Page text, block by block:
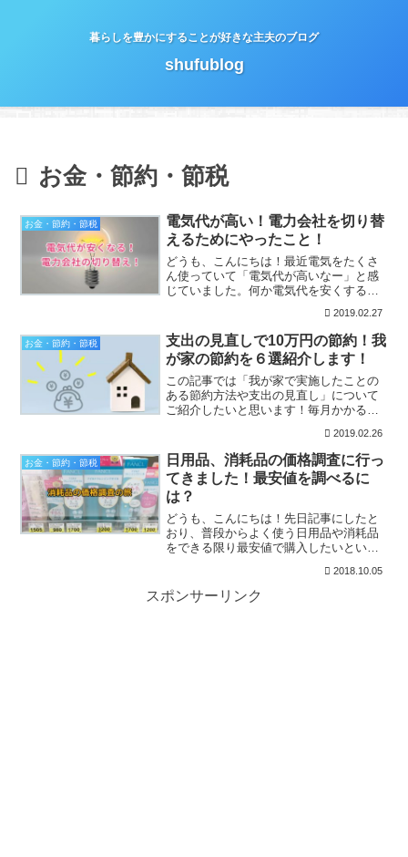
暮らしを豊かにすることが好きな主夫のブログ
shufublog
お金・節約・節税
お金・節約・節税
電気代が高い！電力会社を切り替
えるためにやったこと！
どうも、こんにちは！最近電気をたくさ
ん使っていて「電気代が高いなー」と感
じていました。何か電気代を安くする方
社を他社に切り替えるという方法」にた
どり着きました！結果的に我が家では電
力会社を「東京電力」から...
2019.02.27
お金・節約・節税
支出の見直しで10万円の節約！我
が家の節約を６選紹介します！
この記事では「我が家で実施したことの
ある節約方法や支出の見直し」について
ご紹介したいと思います！毎月かかる支
良いですよね！我が家では結果的に年間
で10万円！月額で8,300円くらいの節約効
果を得ることがで...
2019.02.26
お金・節約・節税
日用品、消耗品の価格調査に行っ
てきました！最安値を調べるに
は？
どうも、こんにちは！先日記事にしたと
おり、普段からよく使う日用品や消耗品
をできる限り最安値で購入したいという
舗に価格調査に行ってきました。実店舗
に価格調査に行くことで、感じたことが
あったので記事にしてみた...
2018.10.05
スポンサーリンク